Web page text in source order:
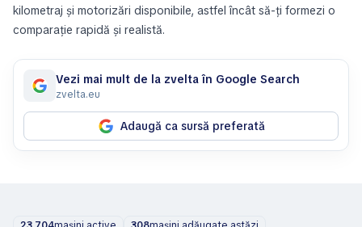
kilometraj și motorizări disponibile, astfel încât să-ți formezi o
comparație rapidă și realistă.
Vezi mai mult de la zvelta în Google Search
zvelta.eu
Adaugă ca sursă preferată